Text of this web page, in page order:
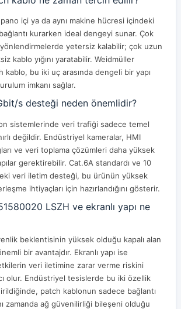
içi ya da aynı makine hücresi içindeki
kurarken ideal dengeyi sunar. Çok
yönlendirmelerde yetersiz kalabilir; çok uzun
kablo yığını yaratabilir. Weidmüller
kablo, bu iki uç arasında dengeli bir yapı
imkanı sağlar.
s desteği neden önemlidir?
sistemlerinde veri trafiği sadece temel
değildir. Endüstriyel kameralar, HMI
ve veri toplama çözümleri daha yüksek
gerektirebilir. Cat.6A standardı ve 10
veri iletim desteği, bu ürünün yüksek
ihtiyaçları için hazırlandığını gösterir.
LSZH ve ekranlı yapı ne
beklentisinin yüksek olduğu kapalı alan
bir avantajdır. Ekranlı yapı ise
veri iletimine zarar verme riskini
olur. Endüstriyel tesislerde bu iki özellik
patch kablonun sadece bağlantı
zamanda ağ güvenilirliği bileşeni olduğu